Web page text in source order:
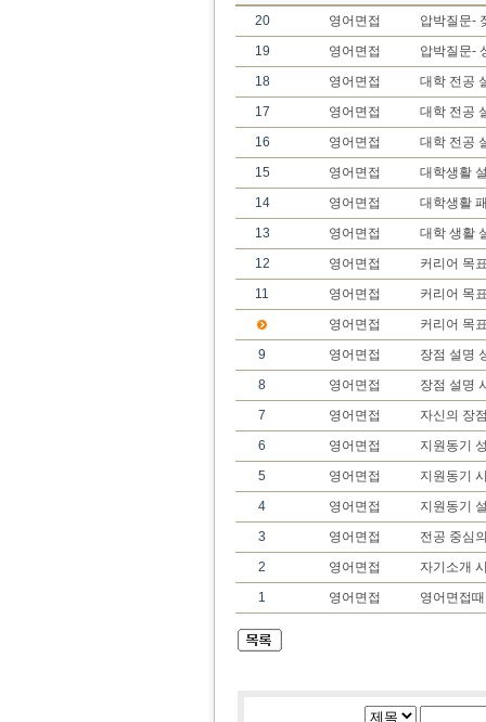
20 영어면접
압박질문-
19
영어면접
압박질문-
18
영어면접
대학 전공
17
영어면접
대학 전공
16
영어면접
대학 전공
15
영어면접
대학생활
14
영어면접
대학생활
13
영어면접
대학 생활
12
영어면접
커리어 목
11
영어면접
커리어 목
영어면접
커리어 목
9
영어면접
장점 설명
8
영어면접
장점 설명
7
영어면접
자신의 장
6
영어면접
지원동기
5
영어면접
지원동기
4
영어면접
지원동기
3
영어면접
전공 중심
2
영어면접
자기소개
1
영어면접 영어면접